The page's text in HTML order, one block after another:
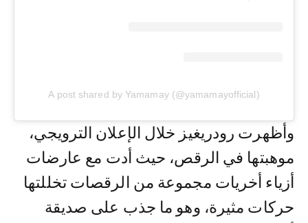
A post shared by Yamamay (@yamamayofficial)
وأظهرت رودريغيز خلال الإعلان الترويجي،
موهبتها في الرقص، حيث أدت مع عارضات
أزياء أخريات مجموعة من الرقصات تخللتها
حركات مثيرة، وهو ما جذب على صديقة